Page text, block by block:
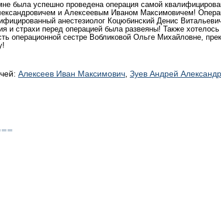
была успешно проведена операция самой
и Алексеевым Иваном Максимовичем!
анестезиолог Коцюбинский Денис
и страхи перед операцией была развеяны! Также
операционной сестре Вобликовой Ольге Михайловне,
Алексеев Иван Максимович Зуев Андрей